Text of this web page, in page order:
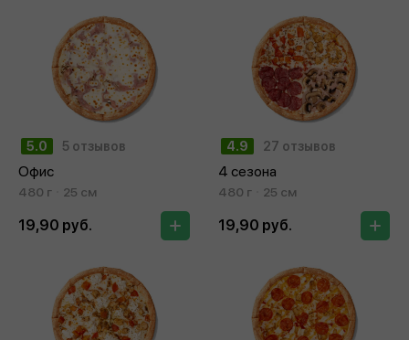
5.0 5 отзывов
Офис
480 г 25 см
19,90 руб.
4.9 27 отзывов
4 сезона
480 г 25 см
19,90 руб.